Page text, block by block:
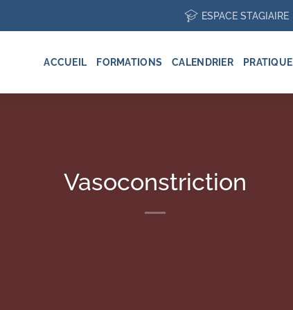
ESPACE STAGIAIRE
ACCUEIL FORMATIONS CALENDRIER PRATIQUE
Vasoconstriction